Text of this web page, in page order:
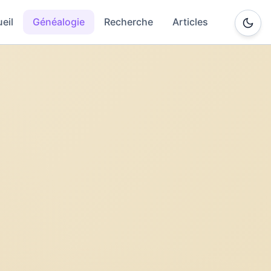
Généalogie Recherche Articles